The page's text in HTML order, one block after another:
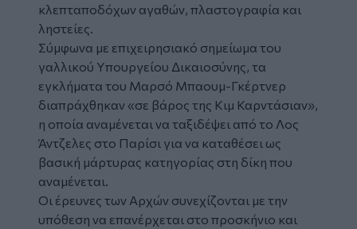
κλεπταποδόχων αγαθών, πλαστογραφία και
ληστείες.
Σύμφωνα με επιχειρησιακό σημείωμα του
γαλλικού Υπουργείου Δικαιοσύνης, τα
εγκλήματα του Μαρσό Μπαουμ-Γκέρτνερ
διαπράχθηκαν «σε βάρος της Κιμ Καρντάσιαν»,
η οποία αναμένεται να ταξιδέψει από το Λος
Άντζελες στο Παρίσι για να καταθέσει ως
βασική μάρτυρας κατηγορίας στη δίκη που
αναμένεται.
Οι έρευνες των Αρχών συνεχίζονται με την
υπόθεση να επανέρχεται στο προσκήνιο και